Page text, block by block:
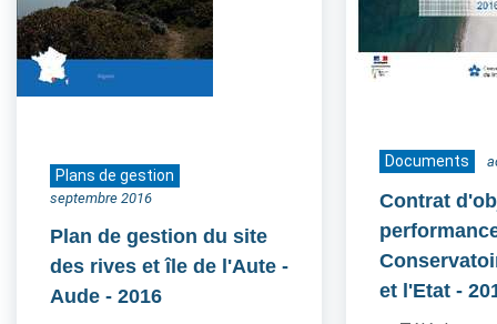
Plans de gestion
septembre 2016
Plan de gestion du site
des rives et île de l'Aute -
Aude - 2016
Documents
Contrat
et l'Etat -